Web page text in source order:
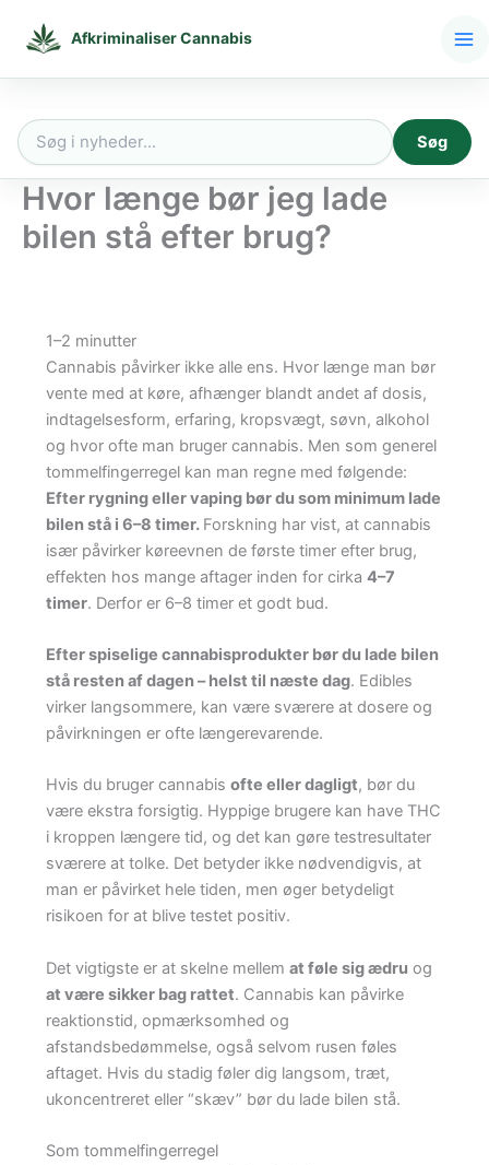
Afkriminaliser Cannabis
Søg
Søg
Hvor længe bør jeg lade
bilen stå efter brug?
1–2 minutter
Cannabis påvirker ikke alle ens. Hvor længe man bør
vente med at køre, afhænger blandt andet af dosis,
indtagelsesform, erfaring, kropsvægt, søvn, alkohol
og hvor ofte man bruger cannabis. Men som generel
tommelfingerregel kan man regne med følgende:
Efter rygning eller vaping bør du som minimum lade
bilen stå i 6–8 timer. Forskning har vist, at cannabis
især påvirker køreevnen de første timer efter brug,
effekten hos mange aftager inden for cirka 4–7
timer. Derfor er 6–8 timer et godt bud.
Efter spiselige cannabisprodukter bør du lade bilen
stå resten af dagen – helst til næste dag. Edibles
virker langsommere, kan være sværere at dosere og
påvirkningen er ofte længerevarende.
Hvis du bruger cannabis ofte eller dagligt, bør du
være ekstra forsigtig. Hyppige brugere kan have THC
i kroppen længere tid, og det kan gøre testresultater
sværere at tolke. Det betyder ikke nødvendigvis, at
man er påvirket hele tiden, men øger betydeligt
risikoen for at blive testet positiv.
Det vigtigste er at skelne mellem at føle sig ædru og
at være sikker bag rattet. Cannabis kan påvirke
reaktionstid, opmærksomhed og
afstandsbedømmelse, også selvom rusen føles
aftaget. Hvis du stadig føler dig langsom, træt,
ukoncentreret eller “skæv” bør du lade bilen stå.
Som tommelfingerregel